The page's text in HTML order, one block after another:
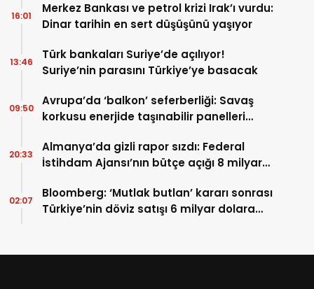
Merkez Bankası ve petrol krizi Irak’ı vurdu:
Dinar tarihin en sert düşüşünü yaşıyor
16:01
Türk bankaları Suriye’de açılıyor!
Suriye’nin parasını Türkiye’ye basacak
13:46
Avrupa’da ‘balkon’ seferberliği: Savaş
korkusu enerjide taşınabilir panelleri
09:50
Almanya’da gizli rapor sızdı: Federal
İstihdam Ajansı’nın bütçe açığı 8 milyar
20:33
Bloomberg: ‘Mutlak butlan’ kararı sonrası
Türkiye’nin döviz satışı 6 milyar dolara
02:07